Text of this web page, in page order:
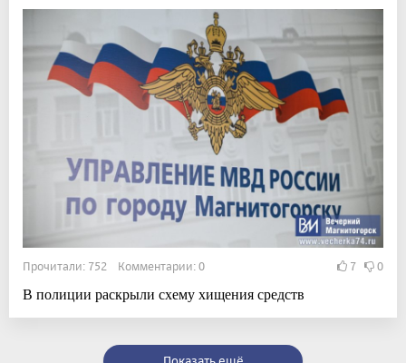
Прочитали: 752 Комментарии: 0 7 0
В полиции раскрыли схему хищения средств